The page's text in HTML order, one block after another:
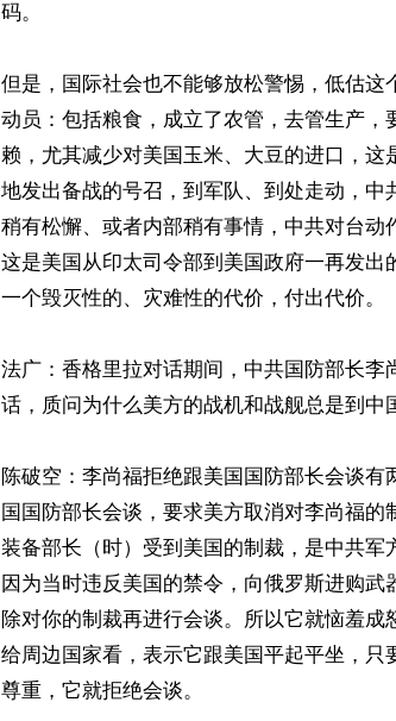
码。
但是，国际社会也不能够放松警惕，低估
动员：包括粮食，成立了农管，去管生产
赖，尤其减少对美国玉米、大豆的进口，
地发出备战的号召，到军队、到处走动，
稍有松懈、或者内部稍有事情，中共对台动
这是美国从印太司令部到美国政府一再发
一个毁灭性的、灾难性的代价，付出代价。
法广：香格里拉对话期间，中共国防部长
话，质问为什么美方的战机和战舰总是到中
陈破空：李尚福拒绝跟美国国防部长会谈
国国防部长会谈，要求美方取消对李尚福
装备部长（时）受到美国的制裁，是中共军
因为当时违反美国的禁令，向俄罗斯进购
除对你的制裁再进行会谈。所以它就恼羞
给周边国家看，表示它跟美国平起平坐，
尊重，它就拒绝会谈。